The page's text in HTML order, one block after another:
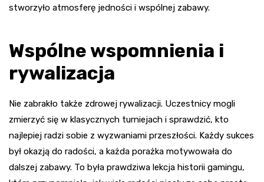
stworzyło atmosferę jedności i wspólnej zabawy.
Wspólne wspomnienia i
rywalizacja
Nie zabrakło także zdrowej rywalizacji. Uczestnicy mogli
zmierzyć się w klasycznych turniejach i sprawdzić, kto
najlepiej radzi sobie z wyzwaniami przeszłości. Każdy sukces
był okazją do radości, a każda porażka motywowała do
dalszej zabawy. To była prawdziwa lekcja historii gamingu,